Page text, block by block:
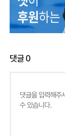
댓글0